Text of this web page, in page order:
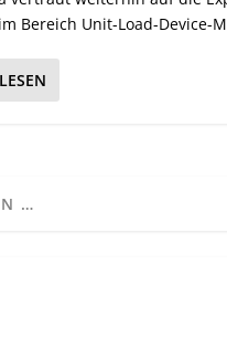
Bereich Unit-Load-Device-